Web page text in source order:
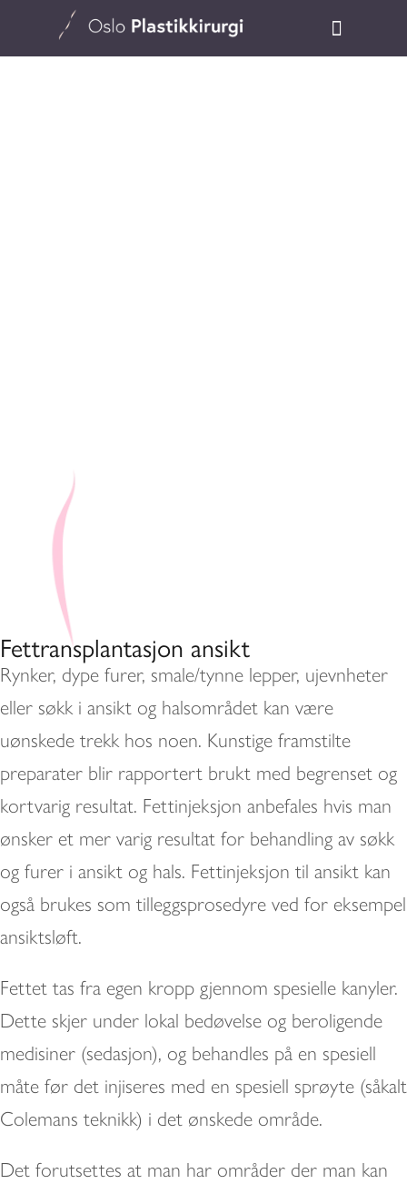
Fettransplantasjon ansikt
Rynker, dype furer, smale/tynne lepper, ujevnheter
eller søkk i ansikt og halsområdet kan være
uønskede trekk hos noen. Kunstige framstilte
preparater blir rapportert brukt med begrenset og
kortvarig resultat. Fettinjeksjon anbefales hvis man
ønsker et mer varig resultat for behandling av søkk
og furer i ansikt og hals. Fettinjeksjon til ansikt kan
også brukes som tilleggsprosedyre ved for eksempel
ansiktsløft.
Fettet tas fra egen kropp gjennom spesielle kanyler.
Dette skjer under lokal bedøvelse og beroligende
medisiner (sedasjon), og behandles på en spesiell
måte før det injiseres med en spesiell sprøyte (såkalt
Colemans teknikk) i det ønskede område.
Det forutsettes at man har områder der man kan